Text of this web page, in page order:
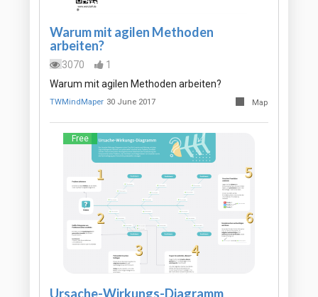
Warum mit agilen Methoden
arbeiten?
3070
1
Warum mit agilen Methoden arbeiten?
TWMindMaper 30 June 2017 Map
Free
Ursache-Wirkungs-Diagramm